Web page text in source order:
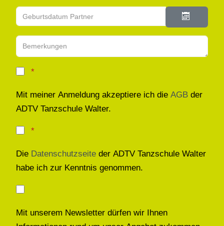
Geburtsdatum Partner
Kalender
Bemerkungen
Mit meiner Anmeldung akzeptiere ich die AGB der
ADTV Tanzschule Walter.
Die Datenschutzseite der ADTV Tanzschule Walter
habe ich zur Kenntnis genommen.
Mit unserem Newsletter dürfen wir Ihnen